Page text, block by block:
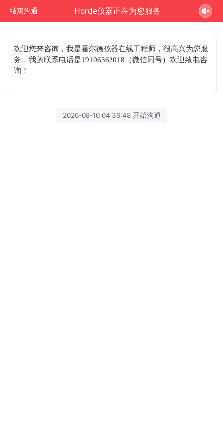
结束沟通 Horde仪器正在为您服务
欢迎您来咨询 ，我是霍尔德仪器在线工程师，很高兴为您服
务，我的联系电话是19106362018（微信同号）欢迎致电咨
询！
2026-08-10 04:36:48 开始沟通